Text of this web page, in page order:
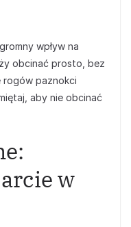
wpływ na
obcinać prosto, bez
rogów paznokci
aby nie obcinać
w